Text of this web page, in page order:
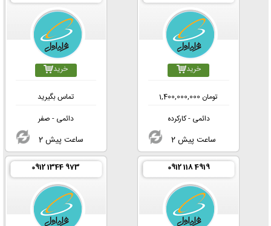
خرید
1,400,000,000 تومان
دائمی - کارکرده
2 ساعت پیش
خرید
تماس بگیرید
دائمی - صفر
2 ساعت پیش
0912 118 4919
0912 1344 973